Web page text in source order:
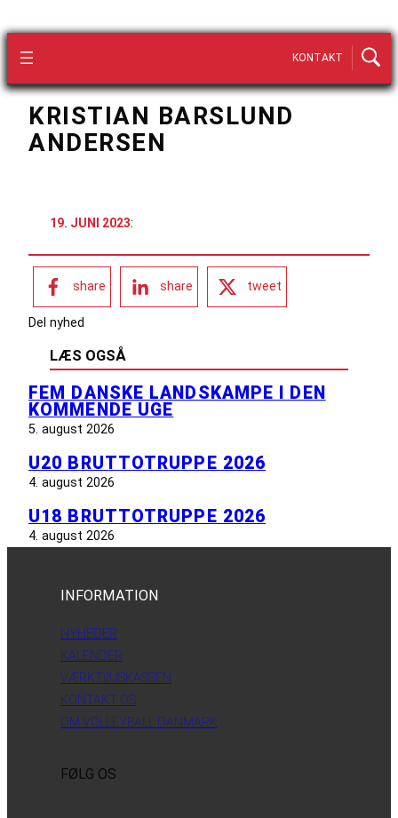
KONTAKT
KRISTIAN BARSLUND
ANDERSEN
19. JUNI 2023:
share share tweet
Del nyhed
LÆS OGSÅ
FEM DANSKE LANDSKAMPE I DEN
KOMMENDE UGE
5. august 2026
U20 BRUTTOTRUPPE 2026
4. august 2026
U18 BRUTTOTRUPPE 2026
4. august 2026
INFORMATION
NYHEDER
KALENDER
VÆRKTØJSKASSEN
KONTAKT OS
OM VOLLEYBALL DANMARK
FØLG OS